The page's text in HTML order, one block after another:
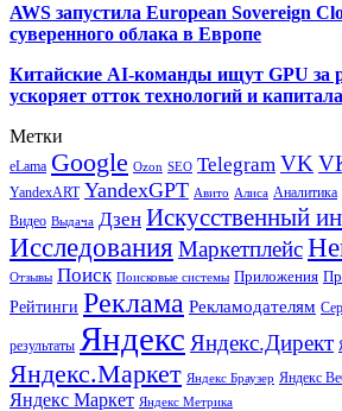
AWS запустила European Sovereign
суверенного облака в Европе
Китайские AI-команды ищут GPU за
ускоряет отток технологий и капитала
Метки
eLama Google Ozon SEO Telegram VK
YandexART YandexGPT Авито Алиса Аналитика
Видео Выдача Дзен Искусственный
Исследования Маркетплейс
Отзывы Поиск Поисковые системы Приложения
Рейтинги Реклама Рекламодателям
результаты Яндекс Яндекс.Директ
Яндекс.Маркет Яндекс Браузер Яндекс
Яндекс Маркет Яндекс Метрика